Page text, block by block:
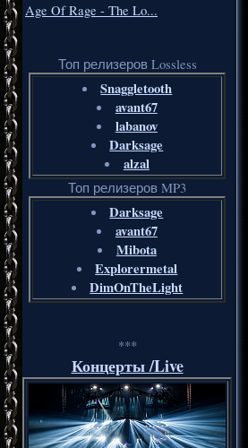
Age Of Rage - The Lo...
Топ релизеров Lossless
Snaggletooth
avant67
labanov
Darksage
alzal
Топ релизеров MP3
Darksage
avant67
Mibota
Explorermetal
DimOnTheLight
***
Концерты /Live